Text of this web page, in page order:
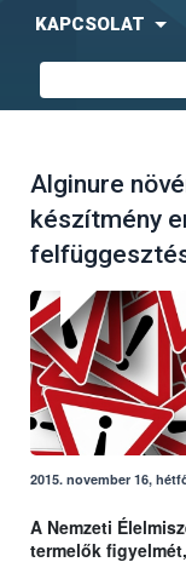
KAPCSOLAT
Alginure
készítmény
2015. november 16,
A Nemzeti
termelők